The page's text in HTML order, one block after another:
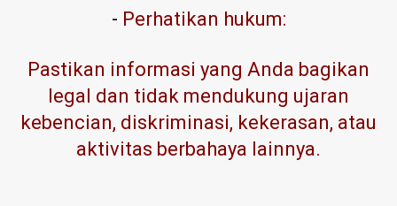
- Perhatikan hukum:
Pastikan informasi yang Anda bagikan
legal dan tidak mendukung ujaran
kebencian, diskriminasi, kekerasan, atau
aktivitas berbahaya lainnya.